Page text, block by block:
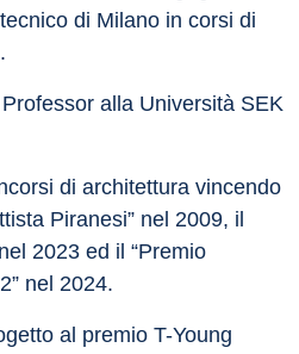
di Milano in corsi di
alla Università SEK
di architettura vincendo
Piranesi” nel 2009, il
2023 ed il “Premio
nel 2024.
al premio T-Young